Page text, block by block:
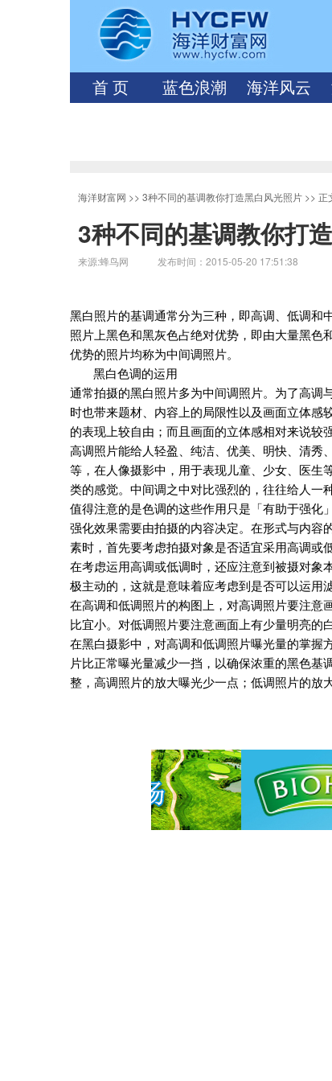
首 页 蓝色浪潮 海洋风云
海洋财富网 >> 3种不同的基调教你打造黑白风光照片 >> 正
3种不同的基调教你打
来源:蜂鸟网 发布时间：2015-05-20 17:51:38
黑白照片的基调通常分为三种，即高调、低调和
照片上黑色和黑灰色占绝对优势，即由大量黑色
优势的照片均称为中间调照片。
黑白色调的运用
通常拍摄的黑白照片多为中间调照片。为了高调
时也带来题材、内容上的局限性以及画面立体感
的表现上较自由；而且画面的立体感相对来说较
高调照片能给人轻盈、纯洁、优美、明快、清秀
等，在人像摄影中，用于表现儿童、少女、医生
类的感觉。中间调之中对比强烈的，往往给人一
值得注意的是色调的这些作用只是「有助于强化
强化效果需要由拍摄的内容决定。在形式与内容
素时，首先要考虑拍摄对象是否适宜采用高调或
在考虑运用高调或低调时，还应注意到被摄对象
极主动的，这就是意味着应考虑到是否可以运用
在高调和低调照片的构图上，对高调照片要注意
比宜小。对低调照片要注意画面上有少量明亮的
在黑白摄影中，对高调和低调照片曝光量的掌握
片比正常曝光量减少一挡，以确保浓重的黑色
整，高调照片的放大曝光少一点；低调照片的放